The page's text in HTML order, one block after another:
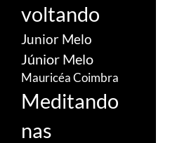
voltando
Junior Melo
Júnior Melo
Mauricéa Coimbra
Meditando
nas